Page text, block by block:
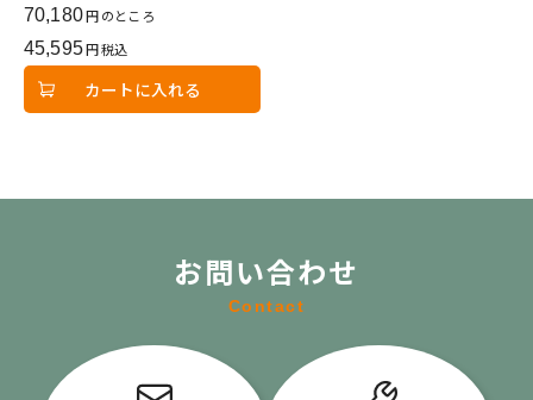
70,180 のところ
45,595 税込
カートに入れる
お問い合わせ
Contact